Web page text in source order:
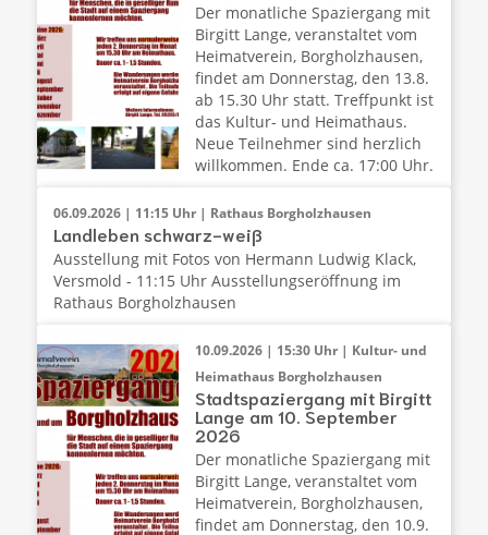
Der monatliche Spaziergang mit
Birgitt Lange, veranstaltet vom
Heimatverein, Borgholzhausen,
findet am Donnerstag, den 13.8.
ab 15.30 Uhr statt. Treffpunkt ist
das Kultur- und Heimathaus.
Neue Teilnehmer sind herzlich
willkommen. Ende ca. 17:00 Uhr.
06.09.2026 | 11:15 Uhr | Rathaus Borgholzhausen
Landleben schwarz-weiß
Ausstellung mit Fotos von Hermann Ludwig Klack,
Versmold - 11:15 Uhr Ausstellungseröffnung im
Rathaus Borgholzhausen
10.09.2026 | 15:30 Uhr | Kultur- und
Heimathaus Borgholzhausen
Stadtspaziergang mit Birgitt
Lange am 10. September
2026
Der monatliche Spaziergang mit
Birgitt Lange, veranstaltet vom
Heimatverein, Borgholzhausen,
findet am Donnerstag, den 10.9.